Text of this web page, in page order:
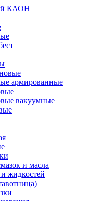
КАОН
армированные
вакуумные
и масла
жидкостей